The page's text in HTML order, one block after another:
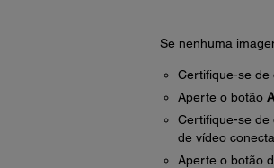
Se nenhuma
Certifique-se de
Aperte o botão
Certifique-se de
de vídeo
Aperte o botão